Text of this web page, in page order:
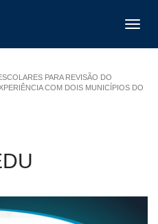
PARA REVISÃO DO
COM DOIS MUNICÍPIOS DO